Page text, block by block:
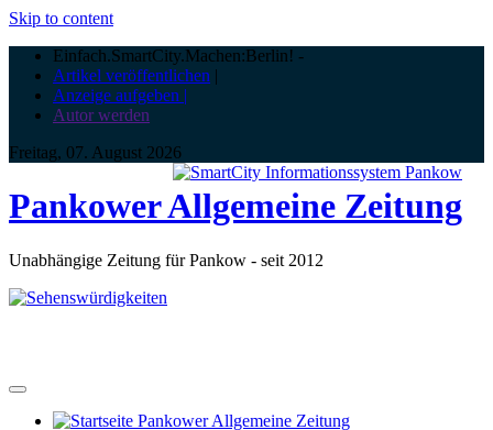
Skip to content
Einfach.SmartCity.Machen:Berlin! -
Artikel veröffentlichen |
Anzeige aufgeben |
Autor werden
Freitag, 07. August 2026
Pankower Allgemeine Zeitung
Unabhängige Zeitung für Pankow - seit 2012